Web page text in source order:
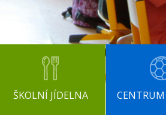
ŠKOLNÍ JÍDELNA